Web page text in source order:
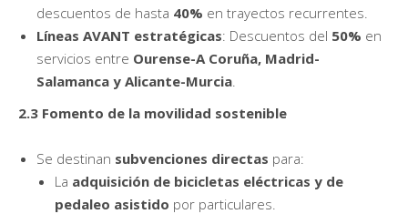
descuentos de hasta 40% en trayectos recurrentes.
Líneas AVANT estratégicas: Descuentos del 50% en
servicios entre Ourense-A Coruña, Madrid-
Salamanca y Alicante-Murcia
2.3 Fomento de la movilidad sostenible
Se destinan subvenciones directas para:
La adquisición de bicicletas eléctricas y de
pedaleo asistido por particulares.